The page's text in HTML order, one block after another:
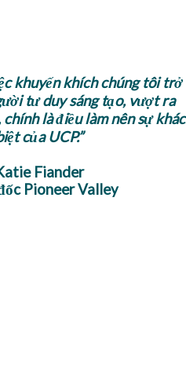
khuyến khích chúng tôi trở
tư duy sáng tạo, vượt ra
là điều làm nên sự khác
của UCP.”
Fiander
Pioneer Valley